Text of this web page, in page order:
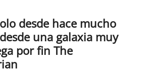
desde hace mucho
una galaxia muy
por fin The